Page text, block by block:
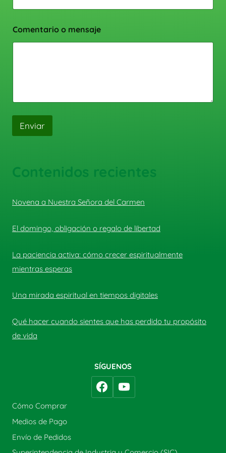
Comentario o mensaje
Enviar
Contenidos recientes
Novena a Nuestra Señora del Carmen
El domingo, obligación o regalo de libertad
La paciencia activa: cómo crecer espiritualmente
mientras esperas
Una mirada espiritual en tiempos digitales
Qué hacer cuando sientes que has perdido tu propósito
de vida
SÍGUENOS
Cómo Comprar
Medios de Pago
Envío de Pedidos